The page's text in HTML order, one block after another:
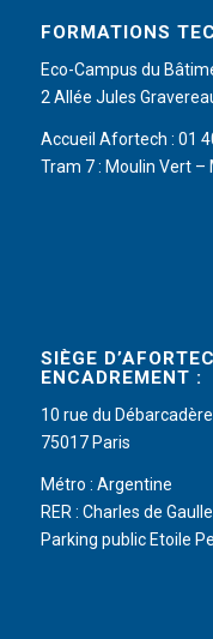
FORMATIONS
Eco-Campus du
2 Allée Jules
Accueil Afortech : 01
Tram 7 : Moulin Vert –
SIÈGE
ENCADREMENT :
10 rue du Débarcadère
75017 Paris
Métro : Argentine
RER : Charles de
Parking public Etoile